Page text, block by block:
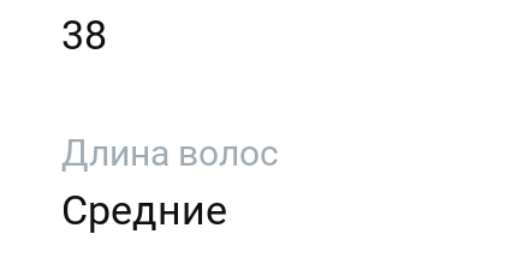
38
Длина волос
Средние